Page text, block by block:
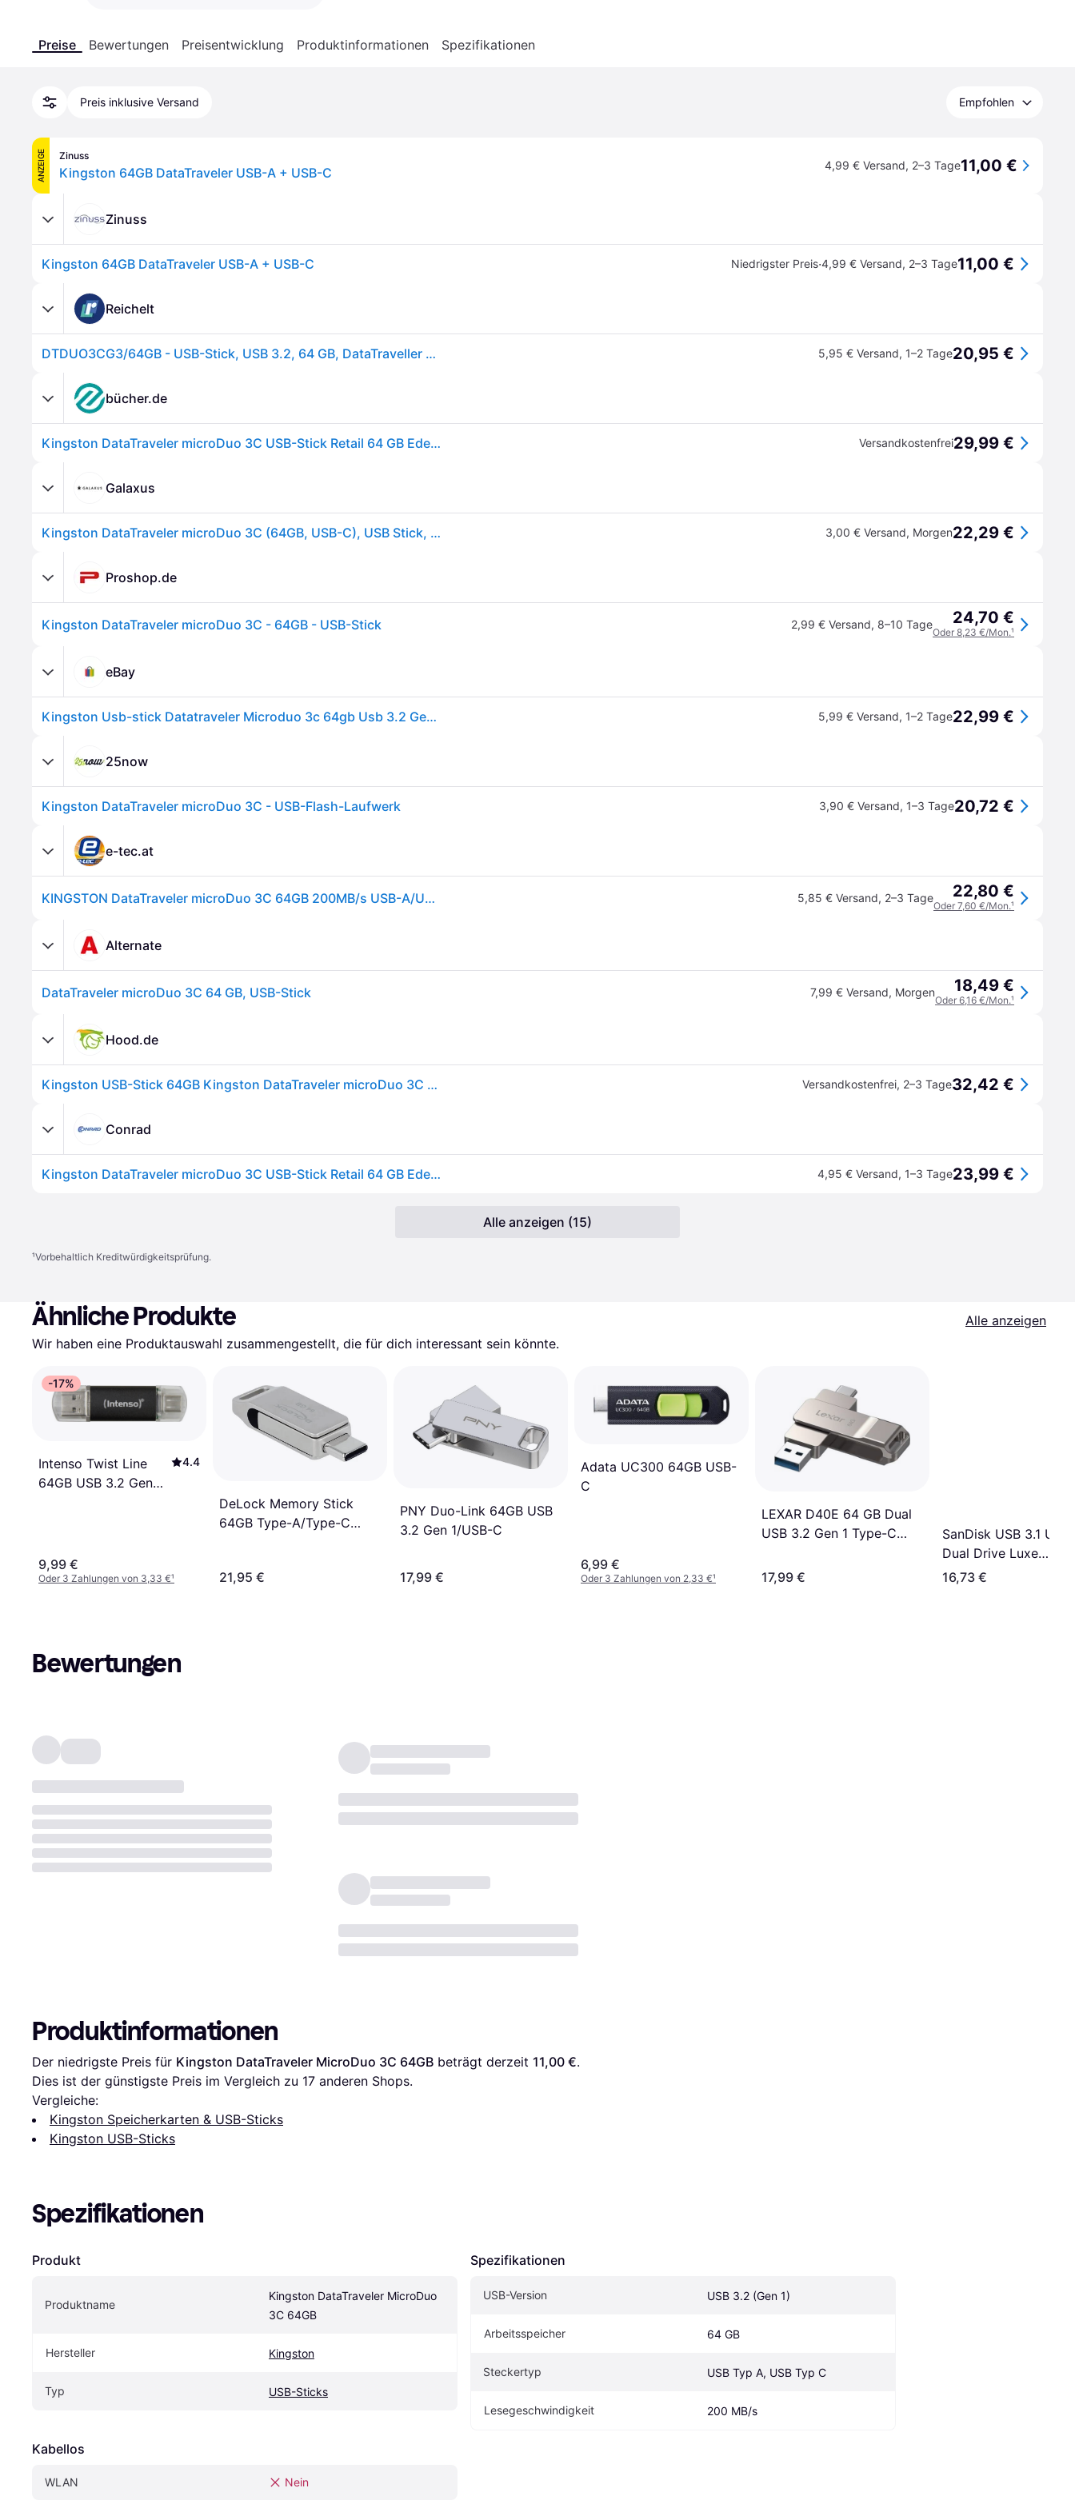
Preise Bewertungen Preisentwicklung Produktinformationen Spezifikationen
Preis inklusive Versand Empfohlen
ANZEIGE Zinuss
Kingston 64GB DataTraveler USB-A + USB-C 4,99 € Versand, 2–3 Tage11,00 €
Zinuss
Kingston 64GB DataTraveler USB-A + USB-C Niedrigster Preis·4,99 € Versand, 2–3 Tage11,00 €
Reichelt
DTDUO3CG3/64GB - USB-Stick, USB 3.2, 64 GB, DataTraveller microDuo 3C 5,95 € Versand, 1–2 Tage20,95 €
bücher.de
Kingston DataTraveler microDuo 3C USB-Stick Retail 64 GB Edelstahl, Violett DTDUO3CG3/64GB USB-A (USB 3.2 Gen 1), USB-C® Versandkostenfrei29,99 €
Galaxus
Kingston DataTraveler microDuo 3C (64GB, USB-C), USB Stick, Violett, Silber 3,00 € Versand, Morgen22,29 €
Proshop.de
Kingston DataTraveler microDuo 3C - 64GB - USB-Stick 2,99 € Versand, 8–10 Tage 24,70 €
Oder 8,23 €/Mon.¹
eBay
Kingston Usb-stick Datatraveler Microduo 3c 64gb Usb 3.2 Gen 1 Dual Interface 5,99 € Versand, 1–2 Tage22,99 €
25now
Kingston DataTraveler microDuo 3C - USB-Flash-Laufwerk 3,90 € Versand, 1–3 Tage20,72 €
e-tec.at
KINGSTON DataTraveler microDuo 3C 64GB 200MB/s USB-A/USB-C 5,85 € Versand, 2–3 Tage 22,80 €
Oder 7,60 €/Mon.¹
Alternate
DataTraveler microDuo 3C 64 GB, USB-Stick 7,99 € Versand, Morgen 18,49 €
Oder 6,16 €/Mon.¹
Hood.de
Kingston USB-Stick 64GB Kingston DataTraveler microDuo 3C retail Versandkostenfrei, 2–3 Tage32,42 €
Conrad
Kingston DataTraveler microDuo 3C USB-Stick Retail 64 GB Edelstahl, Violett DTDUO3CG3/64GB USB-A (USB 3.2 Gen 1), USB-C® 4,95 € Versand, 1–3 Tage23,99 €
Alle anzeigen (15)
¹Vorbehaltlich Kreditwürdigkeitsprüfung.
Ähnliche Produkte
Alle anzeigen
Wir haben eine Produktauswahl zusammengestellt, die für dich interessant sein könnte.
-17%
Intenso Twist Line
64GB USB 3.2 Gen
4.4
9,99 €
Oder 3 Zahlungen von 3,33 €¹
DeLock Memory Stick
64GB Type-A/Type-C
21,95 €
PNY Duo-Link 64GB USB
3.2 Gen 1/USB-C
17,99 €
Adata UC300 64GB USB-
C
6,99 €
Oder 3 Zahlungen von 2,33 €¹
LEXAR D40E 64 GB Dual
USB 3.2 Gen 1 Type-C
17,99 €
SanDisk USB 3.1 Ultra
Dual Drive Luxe
Type-C 64GB
16,73 €
Bewertungen
Produktinformationen
Der niedrigste Preis für Kingston DataTraveler MicroDuo 3C 64GB beträgt derzeit 11,00 €.
Dies ist der günstigste Preis im Vergleich zu 17 anderen Shops.
Vergleiche:
Kingston Speicherkarten & USB-Sticks
Kingston USB-Sticks
Spezifikationen
Produkt
Produktname
Kingston DataTraveler MicroDuo
3C 64GB
Hersteller Kingston
Typ USB-Sticks
Kabellos
WLAN Nein
Spezifikationen
USB-Version USB 3.2 (Gen 1)
Arbeitsspeicher 64 GB
Steckertyp USB Typ A, USB Typ C
Lesegeschwindigkeit 200 MB/s